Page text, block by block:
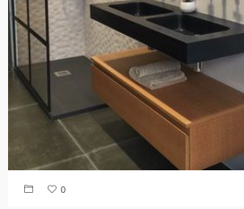
0